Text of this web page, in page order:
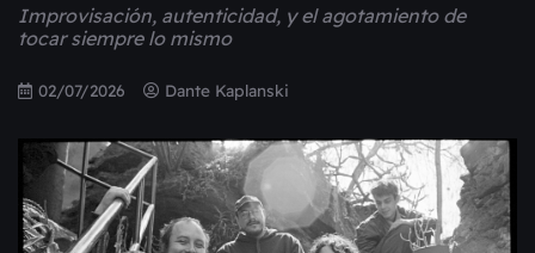
Improvisación, autenticidad, y el agotamiento de
tocar siempre lo mismo
02/07/2026 Dante Kaplanski